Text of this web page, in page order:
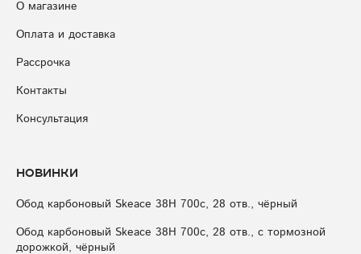
О магазине
Оплата и доставка
Рассрочка
Контакты
Консультация
Новинки
Обод карбоновый Skeace 38H 700с, 28 отв., чёрный
Обод карбоновый Skeace 38H 700с, 28 отв., с тормозной
дорожкой, чёрный